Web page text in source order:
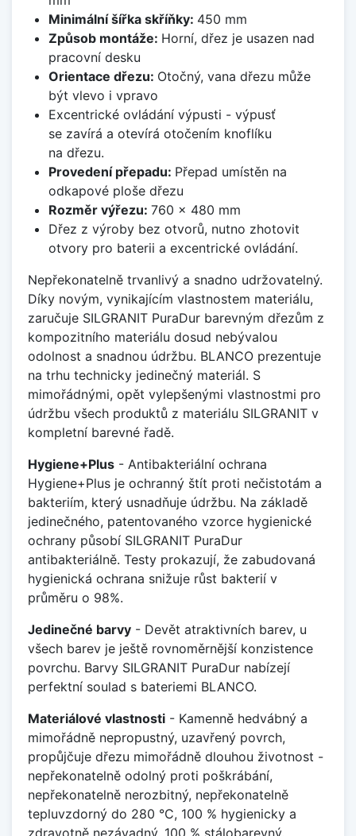
Minimální šířka skříňky: 450 mm
Způsob montáže: Horní, dřez je usazen nad
pracovní desku
Orientace dřezu: Otočný, vana dřezu může
být vlevo i vpravo
Excentrické ovládání výpusti - výpusť
se zavírá a otevírá otočením knoflíku
na dřezu.
Provedení přepadu: Přepad umístěn na
odkapové ploše dřezu
Rozměr výřezu: 760 x 480 mm
Dřez z výroby bez otvorů, nutno zhotovit
otvory pro baterii a excentrické ovládání.
Nepřekonatelně trvanlivý a snadno udržovatelný.
Díky novým, vynikajícím vlastnostem materiálu,
zaručuje SILGRANIT PuraDur barevným dřezům z
kompozitního materiálu dosud nebývalou
odolnost a snadnou údržbu. BLANCO prezentuje
na trhu technicky jedinečný materiál. S
mimořádnými, opět vylepšenými vlastnostmi pro
údržbu všech produktů z materiálu SILGRANIT v
kompletní barevné řadě.
Hygiene+Plus - Antibakteriální ochrana
Hygiene+Plus je ochranný štít proti nečistotám a
bakteriím, který usnadňuje údržbu. Na základě
jedinečného, patentovaného vzorce hygienické
ochrany působí SILGRANIT PuraDur
antibakteriálně. Testy prokazují, že zabudovaná
hygienická ochrana snižuje růst bakterií v
průměru o 98%.
Jedinečné barvy - Devět atraktivních barev, u
všech barev je ještě rovnoměrnější konzistence
povrchu. Barvy SILGRANIT PuraDur nabízejí
perfektní soulad s bateriemi BLANCO.
Materiálové vlastnosti - Kamenně hedvábný a
mimořádně nepropustný, uzavřený povrch,
propůjčuje dřezu mimořádně dlouhou životnost -
nepřekonatelně odolný proti poškrábání,
nepřekonatelně nerozbitný, nepřekonatelně
tepluvzdorný do 280 °C, 100 % hygienicky a
zdravotně nezávadný, 100 % stálobarevný.